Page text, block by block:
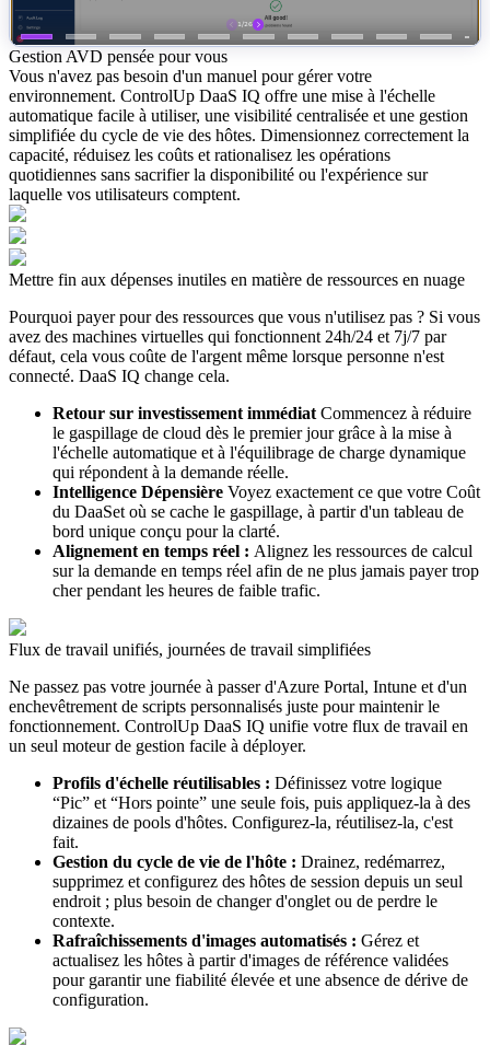
Gestion AVD pensée pour vous
Vous n'avez pas besoin d'un manuel pour gérer votre
environnement. ControlUp DaaS IQ offre une mise à l'échelle
automatique facile à utiliser, une visibilité centralisée et une gestion
simplifiée du cycle de vie des hôtes. Dimensionnez correctement la
capacité, réduisez les coûts et rationalisez les opérations
quotidiennes sans sacrifier la disponibilité ou l'expérience sur
laquelle vos utilisateurs comptent.
Mettre fin aux dépenses inutiles en matière de ressources en nuage
Pourquoi payer pour des ressources que vous n'utilisez pas ? Si vous
avez des machines virtuelles qui fonctionnent 24h/24 et 7j/7 par
défaut, cela vous coûte de l'argent même lorsque personne n'est
connecté. DaaS IQ change cela.
Retour sur investissement immédiat Commencez à réduire
le gaspillage de cloud dès le premier jour grâce à la mise à
l'échelle automatique et à l'équilibrage de charge dynamique
qui répondent à la demande réelle.
Intelligence Dépensière Voyez exactement ce que votre Coût
du DaaSet où se cache le gaspillage, à partir d'un tableau de
bord unique conçu pour la clarté.
Alignement en temps réel : Alignez les ressources de calcul
sur la demande en temps réel afin de ne plus jamais payer trop
cher pendant les heures de faible trafic.
Flux de travail unifiés, journées de travail simplifiées
Ne passez pas votre journée à passer d'Azure Portal, Intune et d'un
enchevêtrement de scripts personnalisés juste pour maintenir le
fonctionnement. ControlUp DaaS IQ unifie votre flux de travail en
un seul moteur de gestion facile à déployer.
Profils d'échelle réutilisables : Définissez votre logique
“Pic” et “Hors pointe” une seule fois, puis appliquez-la à des
dizaines de pools d'hôtes. Configurez-la, réutilisez-la, c'est
fait.
Gestion du cycle de vie de l'hôte : Drainez, redémarrez,
supprimez et configurez des hôtes de session depuis un seul
endroit ; plus besoin de changer d'onglet ou de perdre le
contexte.
Rafraîchissements d'images automatisés : Gérez et
actualisez les hôtes à partir d'images de référence validées
pour garantir une fiabilité élevée et une absence de dérive de
configuration.